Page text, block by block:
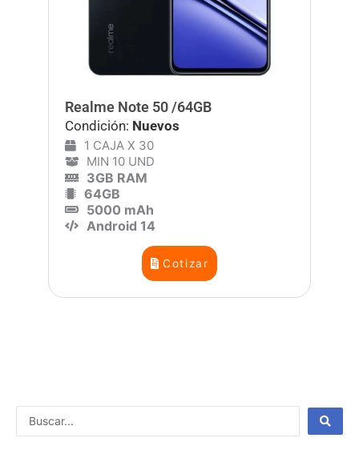
Realme Note 50 /64GB
Condición: Nuevos
1 CAJA X 30
MIN 10 UND
3GB RAM
64GB
5000 mAh
Android 14
Cotizar
Search